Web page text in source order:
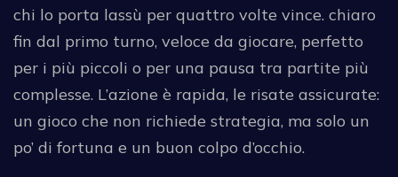
chi lo porta lassù per quattro volte vince. chiaro
fin dal primo turno, veloce da giocare, perfetto
per i più piccoli o per una pausa tra partite più
complesse. L’azione è rapida, le risate assicurate:
un gioco che non richiede strategia, ma solo un
po’ di fortuna e un buon colpo d’occhio.